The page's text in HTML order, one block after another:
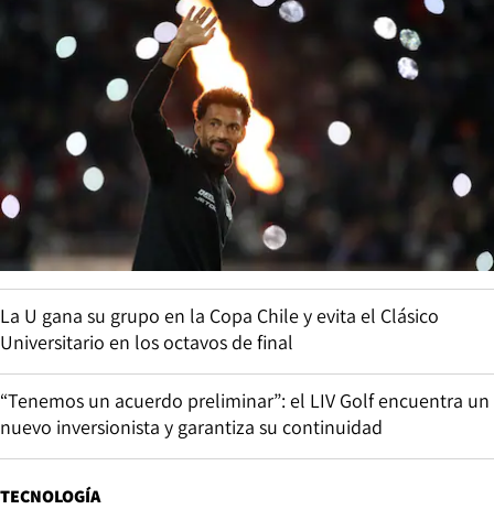
La U gana su grupo en la Copa Chile y evita el Clásico
Universitario en los octavos de final
“Tenemos un acuerdo preliminar”: el LIV Golf encuentra un
nuevo inversionista y garantiza su continuidad
TECNOLOGÍA